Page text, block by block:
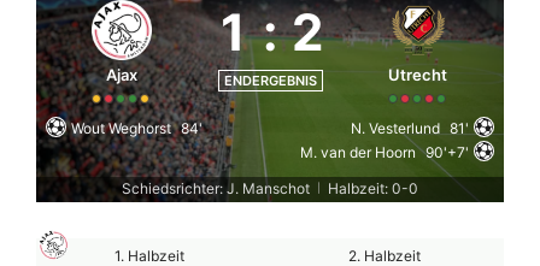
Ajax
1 : 2
ENDERGEBNIS Utrecht
Wout Weghorst 84' N. Vesterlund 81'
M. van der Hoorn 90'+7'
Schiedsrichter: J. Manschot
Halbzeit: 0-0
1. Halbzeit 2. Halbzeit